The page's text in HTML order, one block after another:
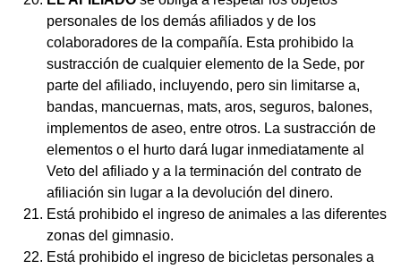
personales de los demás afiliados y de los
colaboradores de la compañía. Esta prohibido la
sustracción de cualquier elemento de la Sede, por
parte del afiliado, incluyendo, pero sin limitarse a,
bandas, mancuernas, mats, aros, seguros, balones,
implementos de aseo, entre otros. La sustracción de
elementos o el hurto dará lugar inmediatamente al
Veto del afiliado y a la terminación del contrato de
afiliación sin lugar a la devolución del dinero.
Está prohibido el ingreso de animales a las diferentes
zonas del gimnasio.
Está prohibido el ingreso de bicicletas personales a